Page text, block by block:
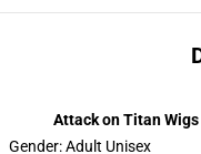
Attack on Titan
Gender: Adult Unisex